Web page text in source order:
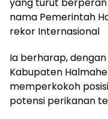
nama Pemerintah
rekor Internasional
Ia berharap,
Kabupaten
memperkokoh
potensi perikanan